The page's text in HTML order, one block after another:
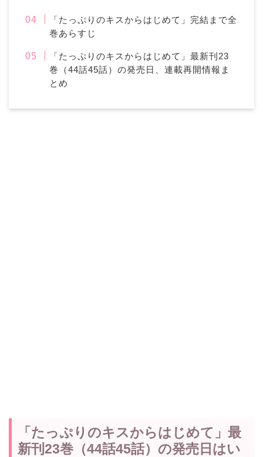
「たっぷりのキスからはじめて」完結まで全
巻あらすじ
「たっぷりのキスからはじめて」最新刊23
巻（44話45話）の発売日、連載再開情報ま
とめ
「たっぷりのキスからはじめて」最
新刊23巻（44話45話）の発売日はい